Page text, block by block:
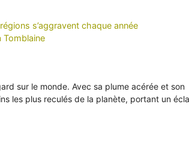
s’aggravent chaque année
Tomblaine
sur le monde. Avec sa plume acérée et son
les plus reculés de la planète, portant un